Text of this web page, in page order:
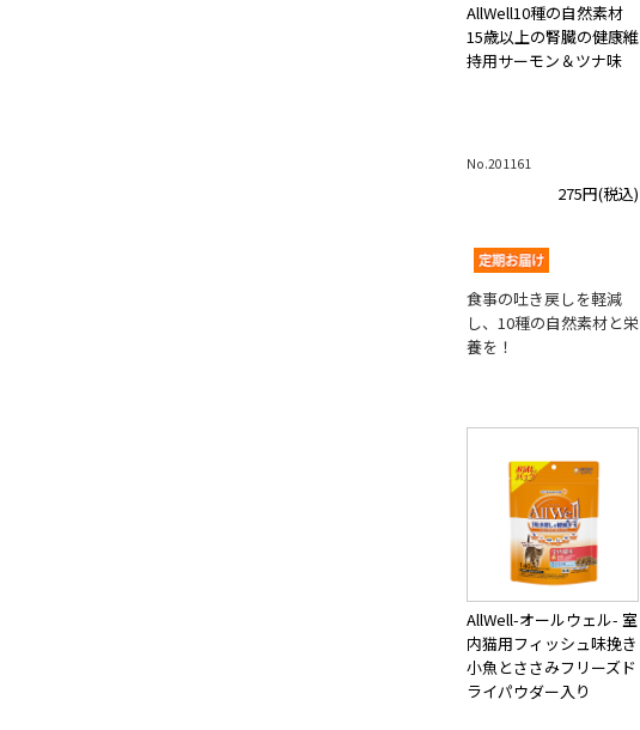
AllWell10種の自然素材
15歳以上の腎臓の健康維
持用サーモン＆ツナ味
No.201161
275円(税込)
食事の吐き戻しを軽減
し、10種の自然素材と栄
養を！
AllWell-オールウェル- 室
内猫用フィッシュ味挽き
小魚とささみフリーズド
ライパウダー入り